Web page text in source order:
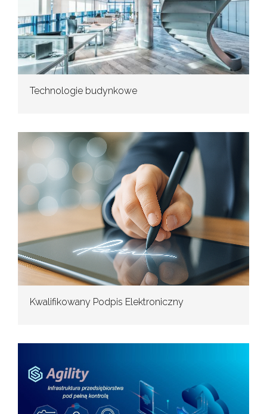
Technologie budynkowe
Kwalifikowany Podpis Elektroniczny